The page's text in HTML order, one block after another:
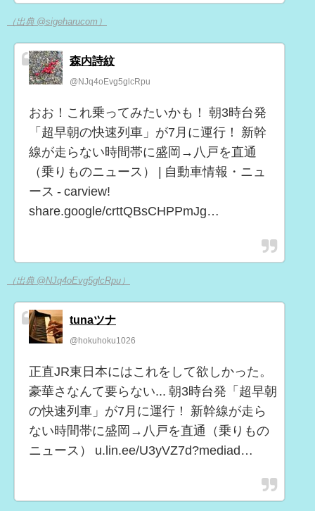
（出典 @sigeharucom）
森内詩紋
@NJq4oEvg5glcRpu
おお！これ乗ってみたいかも！ 朝3時台発
「超早朝の快速列車」が7月に運行！ 新幹
線が走らない時間帯に盛岡→八戸を直通
（乗りものニュース） | 自動車情報・ニュ
ース - carview!
share.google/crttQBsCHPPmJg…
（出典 @NJq4oEvg5glcRpu）
tunaツナ
@hokuhoku1026
正直JR東日本にはこれをして欲しかった。
豪華さなんて要らない... 朝3時台発「超早朝
の快速列車」が7月に運行！ 新幹線が走ら
ない時間帯に盛岡→八戸を直通（乗りもの
ニュース） u.lin.ee/U3yVZ7d?mediad…